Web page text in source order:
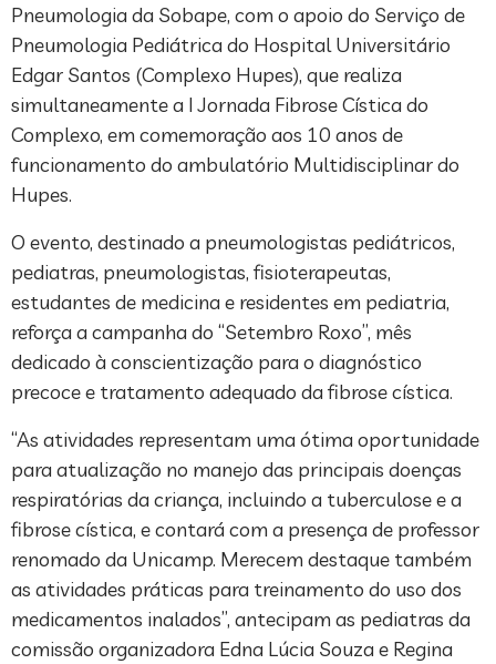
Pneumologia da Sobape, com o apoio do Serviço de
Pneumologia Pediátrica do Hospital Universitário
Edgar Santos (Complexo Hupes), que realiza
simultaneamente a I Jornada Fibrose Cística do
Complexo, em comemoração aos 10 anos de
funcionamento do ambulatório Multidisciplinar do
Hupes.
O evento, destinado a pneumologistas pediátricos,
pediatras, pneumologistas, fisioterapeutas,
estudantes de medicina e residentes em pediatria,
reforça a campanha do “Setembro Roxo”, mês
dedicado à conscientização para o diagnóstico
precoce e tratamento adequado da fibrose cística.
“As atividades representam uma ótima oportunidade
para atualização no manejo das principais doenças
respiratórias da criança, incluindo a tuberculose e a
fibrose cística, e contará com a presença de professor
renomado da Unicamp. Merecem destaque também
as atividades práticas para treinamento do uso dos
medicamentos inalados”, antecipam as pediatras da
comissão organizadora Edna Lúcia Souza e Regina